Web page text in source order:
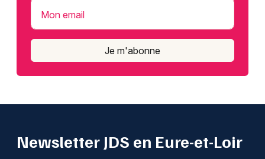
Mon email
Je m'abonne
Newsletter JDS en Eure-et-Loir